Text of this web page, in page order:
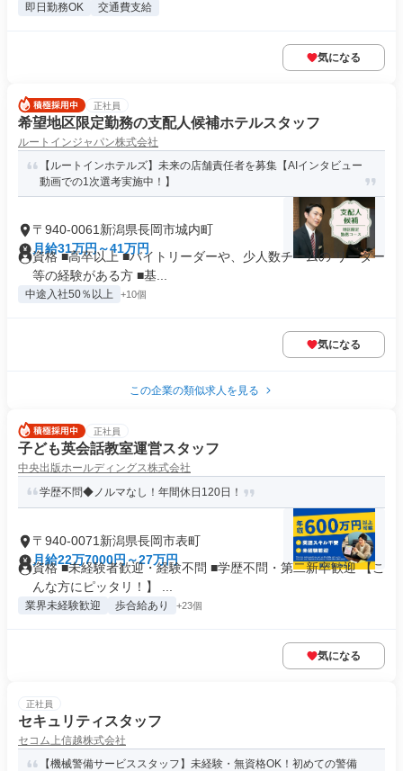
即日勤務OK 交通費支給
気になる
正社員
希望地区限定勤務の支配人候補ホテルスタッフ
ルートインジャパン株式会社
【ルートインホテルズ】未来の店舗責任者を募集【AIインタビュー
動画での1次選考実施中！】
〒940-0061新潟県長岡市城内町
月給31万円～41万円
資格 ■高卒以上 ■バイトリーダーや、少人数チームの リーダー
等の経験がある方 ■基...
中途入社50％以上 +10個
気になる
この企業の類似求人を見る
正社員
子ども英会話教室運営スタッフ
中央出版ホールディングス株式会社
学歴不問◆ノルマなし！年間休日120日！
〒940-0071新潟県長岡市表町
月給22万7000円～27万円
資格 ■未経験者歓迎・経験不問 ■学歴不問・第二新卒歓迎 【こ
んな方にピッタリ！】 ...
業界未経験歓迎 歩合給あり +23個
気になる
正社員
セキュリティスタッフ
セコム上信越株式会社
【機械警備サービススタッフ】未経験・無資格OK！初めての警備